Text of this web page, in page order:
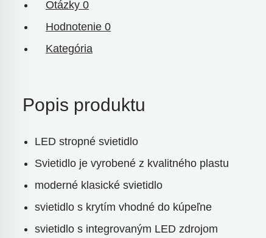
Otázky 0
Hodnotenie 0
Kategória
Popis produktu
LED stropné svietidlo
Svietidlo je vyrobené z kvalitného plastu
moderné klasické svietidlo
svietidlo s krytím vhodné do kúpeľne
svietidlo s integrovaným LED zdrojom